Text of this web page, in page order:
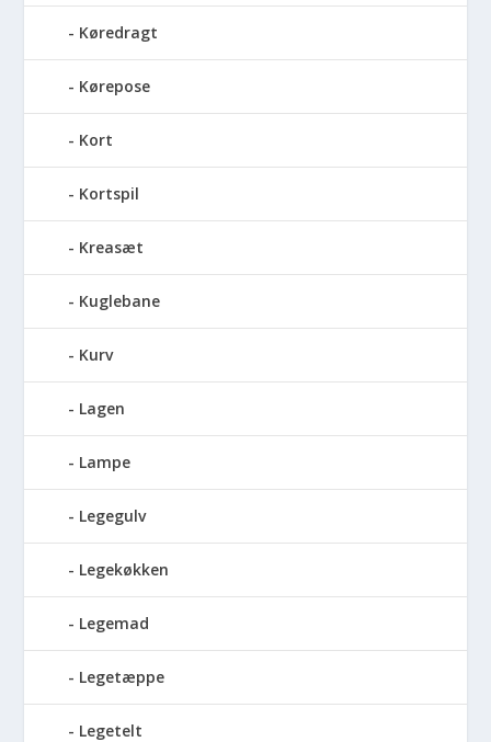
Køredragt
Kørepose
Kort
Kortspil
Kreasæt
Kuglebane
Kurv
Lagen
Lampe
Legegulv
Legekøkken
Legemad
Legetæppe
Legetelt